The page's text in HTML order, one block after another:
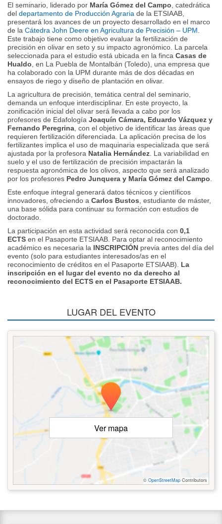
El seminario, liderado por María Gómez del Campo , catedrática
del departamento de Producción Agraria de la ETSIAAB,
presentará los avances de un proyecto desarrollado en el marco
de la Cátedra John Deere en Agricultura de Precisión – UPM
Este trabajo tiene como objetivo evaluar la fertilización de
precisión en olivar en seto y su impacto agronómico. La parcela
seleccionada para el estudio está ubicada en la finca Casas de
Hualdo , en La Puebla de Montalbán (Toledo), una empresa que
ha colaborado con la UPM durante más de dos décadas en
ensayos de riego y diseño de plantación en olivar.
La agricultura de precisión, temática central del seminario,
demanda un enfoque interdisciplinar. En este proyecto, la
zonificación inicial del olivar será llevada a cabo por los
profesores de Edafología Joaquín Cámara, Eduardo Vázquez y
Fernando Peregrina , con el objetivo de identificar las áreas que
requieren fertilización diferenciada. La aplicación precisa de los
fertilizantes implica el uso de maquinaria especializada que será
ajustada por la profesora Natalia Hernández . La variabilidad en
suelo y el uso de fertilización de precisión impactarán la
respuesta agronómica de los olivos, aspecto que será analizado
por los profesores Pedro Junquera y María Gómez del Campo
Este enfoque integral generará datos técnicos y científicos
innovadores, ofreciendo a Carlos Bustos , estudiante de máster,
una base sólida para continuar su formación con estudios de
doctorado.
La participación en esta actividad será reconocida con 0,1
ECTS en el Pasaporte ETSIAAB. Para optar al reconocimiento
académico es necesaria la INSCRIPCIÓN previa antes del día del
evento (solo para estudiantes interesados/as en el
reconocimiento de créditos en el Pasaporte ETSIAAB). La
inscripción en el lugar del evento no da derecho al
reconocimiento del ECTS en el Pasaporte ETSIAAB.
LUGAR DEL EVENTO
Ver mapa
© OpenStreetMap Contributors